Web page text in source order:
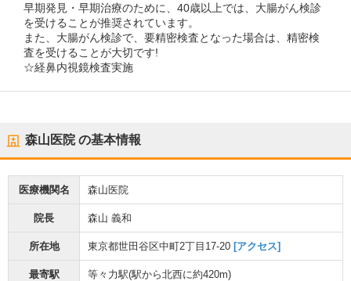
早期発見・早期治療のために、40歳以上では、大腸がん検診
を受けることが推奨されています。
また、大腸がん検診で、要精密検査となった場合は、精密検
査を受けることが大切です!
☆経鼻内視鏡検査実施
森山医院の基本情報
医療機関名 森山医院
院長 森山 義和
所在地 東京都世田谷区中町2丁目17-20 [アクセス]
最寄駅 等々力駅(駅から北西に約420m)